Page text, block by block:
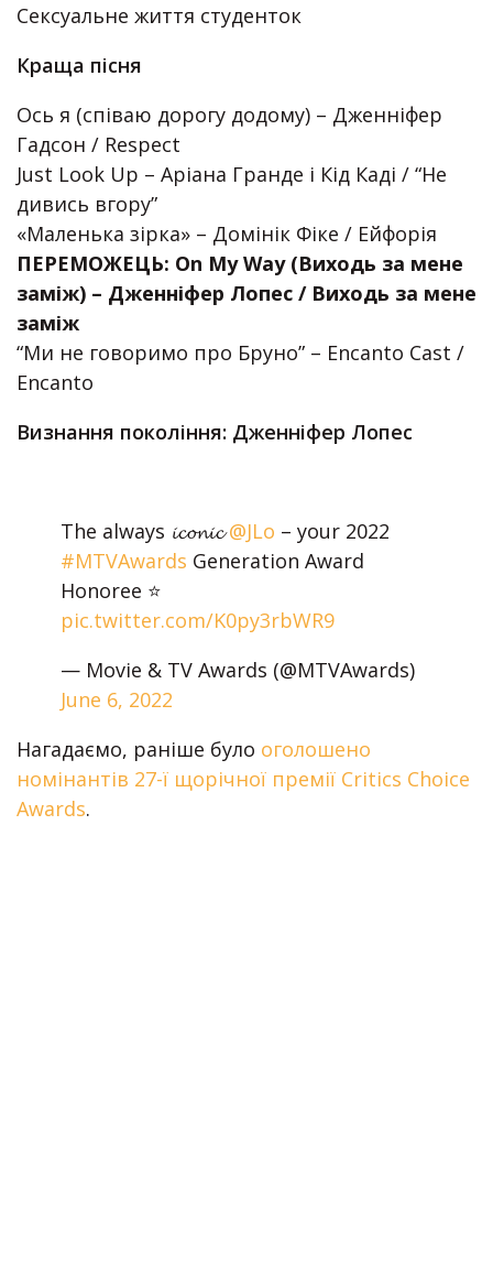
Сексуальне життя студенток
Краща пісня
Ось я (співаю дорогу додому) – Дженніфер
Гадсон / Respect
Just Look Up – Аріана Гранде і Кід Каді / “Не
дивись вгору”
«Маленька зірка» – Домінік Фіке / Ейфорія
ПЕРЕМОЖЕЦЬ: On My Way (Виходь за мене
заміж) – Дженніфер Лопес / Виходь за мене
заміж
“Ми не говоримо про Бруно” – Encanto Cast /
Encanto
Визнання покоління: Дженніфер Лопес
The always 𝓲𝓬𝓸𝓷𝓲𝓬@JLo – your 2022
#MTVAwards Generation Award
Honoree ⭐️
pic.twitter.com/K0py3rbWR9
— Movie & TV Awards (@MTVAwards)
June 6, 2022
Нагадаємо, раніше було оголошено
номінантів 27-ї щорічної премії Critics Choice
Awards.